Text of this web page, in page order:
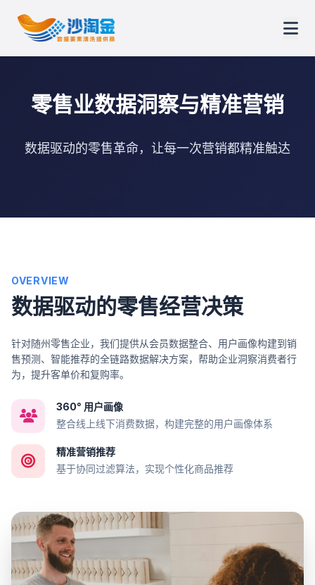
零售业数据洞察与精准营销
数据驱动的零售革命，让每一次营销都精准触达
OVERVIEW
数据驱动的零售经营决策
针对随州零售企业，我们提供从会员数据整合、用户画像构建到销
售预测、智能推荐的全链路数据解决方案，帮助企业洞察消费者行
为，提升客单价和复购率。
360° 用户画像
整合线上线下消费数据，构建完整的用户画像体系
精准营销推荐
基于协同过滤算法，实现个性化商品推荐